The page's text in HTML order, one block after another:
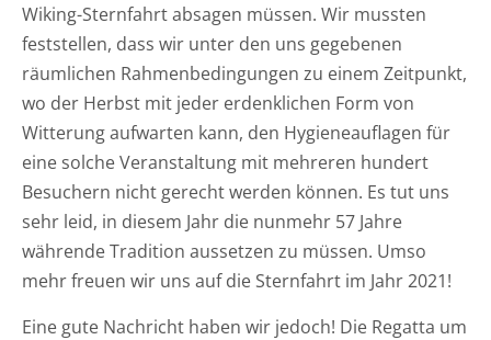
Wiking-Sternfahrt absagen müssen. Wir mussten
feststellen, dass wir unter den uns gegebenen
räumlichen Rahmenbedingungen zu einem Zeitpunkt,
wo der Herbst mit jeder erdenklichen Form von
Witterung aufwarten kann, den Hygieneauflagen für
eine solche Veranstaltung mit mehreren hundert
Besuchern nicht gerecht werden können. Es tut uns
sehr leid, in diesem Jahr die nunmehr 57 Jahre
währende Tradition aussetzen zu müssen. Umso
mehr freuen wir uns auf die Sternfahrt im Jahr 2021!
Eine gute Nachricht haben wir jedoch! Die Regatta um